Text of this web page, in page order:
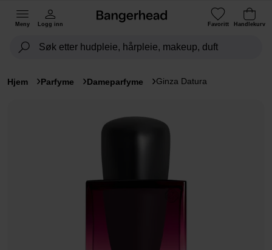
Meny Logg inn Favoritt Handlekurv
Hjem Parfyme Dameparfyme Ginza Datura